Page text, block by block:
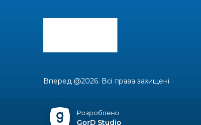
Вперед @2026. Всі права захищені.
Розроблено
GorD Studio